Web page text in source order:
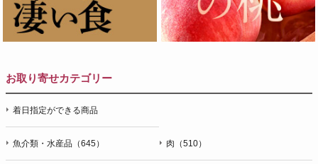
お取り寄せカテゴリー
着日指定ができる商品
魚介類・水産品（645） 肉（510）